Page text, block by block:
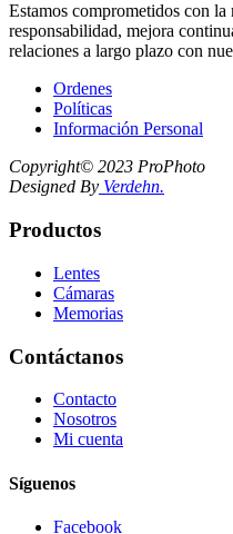
Estamos comprometidos con
responsabilidad, mejora
relaciones a largo plazo con
Ordenes
Políticas
Información Personal
Copyright© 2023 ProPhoto
Designed By Verdehn.
Productos
Lentes
Cámaras
Memorias
Contáctanos
Contacto
Nosotros
Mi cuenta
Síguenos
Facebook